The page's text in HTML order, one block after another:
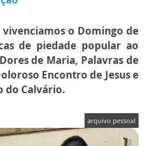
vivenciamos o Domingo de
de piedade popular ao
de Maria, Palavras de
Encontro de Jesus e
do Calvário.
arquivo pessoal